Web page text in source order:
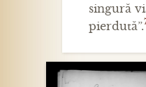
singură
pierdută”.